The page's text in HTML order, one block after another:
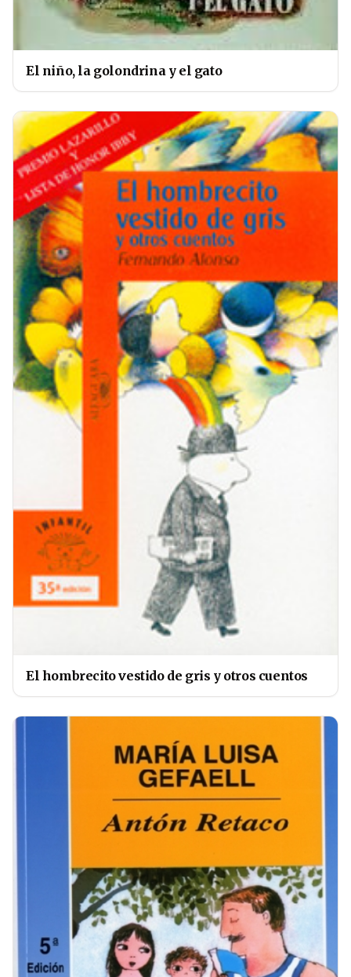
El niño, la golondrina y el gato
El hombrecito vestido de gris y otros cuentos